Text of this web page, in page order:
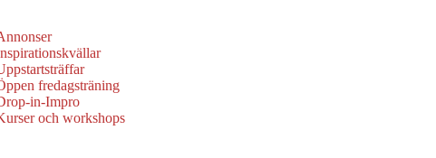
fredagsträning
in-Impro
och workshops